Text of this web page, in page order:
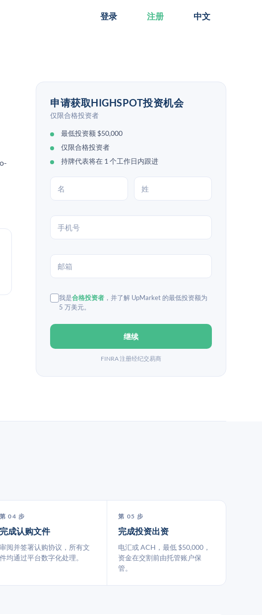
登录 注册 中文
申请获取HIGHSPOT投资机会
仅限合格投资者
最低投资额 $50,000
仅限合格投资者
持牌代表将在 1 个工作日内跟进
我是合格投资者 ，并了解 UpMarket 的最低投资额为
5 万美元。
继续
FINRA 注册经纪交易商
第 04 步
完成认购文件
审阅并签署认购协议，所有文
件均通过平台数字化处理。
第 05 步
完成投资出资
电汇或 ACH，最低 $50,000，
资金在交割前由托管账户保
管。